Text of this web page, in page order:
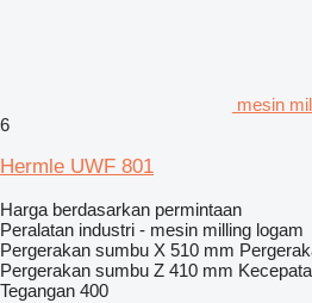
mesin
6
Hermle UWF 801
Harga berdasarkan permintaan
Peralatan industri - mesin milling logam
Pergerakan sumbu X 510 mm
Pergerakan sumbu Z 410 mm
Tegangan 400